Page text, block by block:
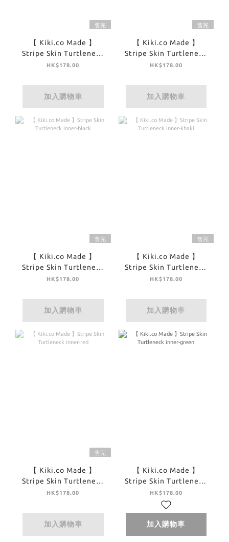
售完
【 Kiki.co Made 】
Stripe Skin Turtleneck
inner-white
HK$178.00
加入購物車
售完
【 Kiki.co Made 】
Stripe Skin Turtleneck
inner-navy
HK$178.00
加入購物車
售完
【 Kiki.co Made 】
Stripe Skin Turtleneck
inner-black
HK$178.00
加入購物車
售完
【 Kiki.co Made 】
Stripe Skin Turtleneck
inner-khaki
HK$178.00
加入購物車
售完
【 Kiki.co Made 】
Stripe Skin Turtleneck
inner-red
HK$178.00
加入購物車
【 Kiki.co Made 】
Stripe Skin Turtleneck
inner-green
HK$178.00
加入購物車